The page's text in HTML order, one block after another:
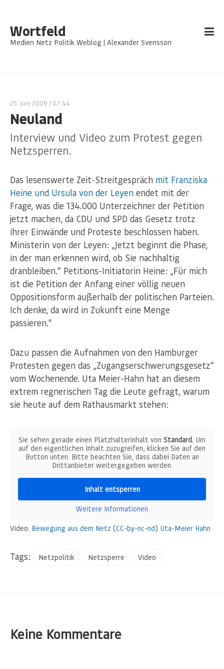
Wortfeld
Medien Netz Politik Weblog | Alexander Svensson
25. Juni 2009 / 07:44
Neuland
Interview und Video zum Protest gegen
Netzsperren.
Das lesenswerte Zeit-Streitgespräch mit Franziska
Heine und Ursula von der Leyen endet mit der
Frage, was die 134.000 Unterzeichner der Petition
jetzt machen, da CDU und SPD das Gesetz trotz
ihrer Einwände und Proteste beschlossen haben.
Ministerin von der Leyen: „Jetzt beginnt die Phase,
in der man erkennen wird, ob Sie nachhaltig
dranbleiben.“ Petitions-Initiatorin Heine: „Für mich
ist die Petition der Anfang einer völlig neuen
Oppositionsform außerhalb der politischen Parteien.
Ich denke, da wird in Zukunft eine Menge
passieren.“
Dazu passen die Aufnahmen von den Hamburger
Protesten gegen das „Zugangserschwerungsgesetz“
vom Wochenende. Uta Meier-Hahn hat an diesem
extrem regnerischen Tag die Leute gefragt, warum
sie heute auf dem Rathausmarkt stehen:
Sie sehen gerade einen Platzhalterinhalt von Standard. Um
auf den eigentlichen Inhalt zuzugreifen, klicken Sie auf den
Button unten. Bitte beachten Sie, dass dabei Daten an
Drittanbieter weitergegeben werden.
Inhalt entsperren
Weitere Informationen
Video: Bewegung aus dem Netz (CC-by-nc-nd) Uta-Meier Hahn
Tags: Netzpolitik Netzsperre Video
Keine Kommentare